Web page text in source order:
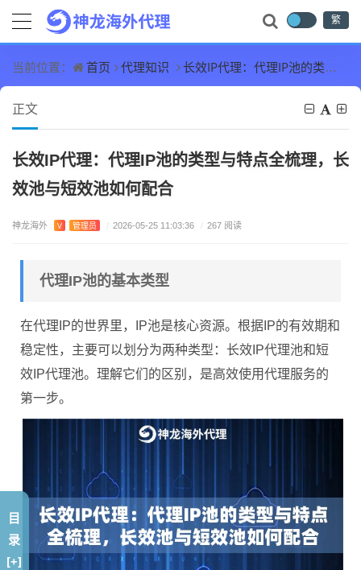
繁
当前位置： 首页 代理知识 长效IP代理：代理IP池的类型与特点全梳理，长效池与短效池如何配合
正文
长效IP代理：代理IP池的类型与特点全梳理，长
效池与短效池如何配合
神龙海外 V 管理员 / 2026-05-25 11:03:36 / 267 阅读
代理IP池的基本类型
在代理IP的世界里，IP池是核心资源。根据IP的有效期和
稳定性，主要可以划分为两种类型：长效IP代理池和短
效IP代理池。理解它们的区别，是高效使用代理服务的
第一步。
目
录
[+]